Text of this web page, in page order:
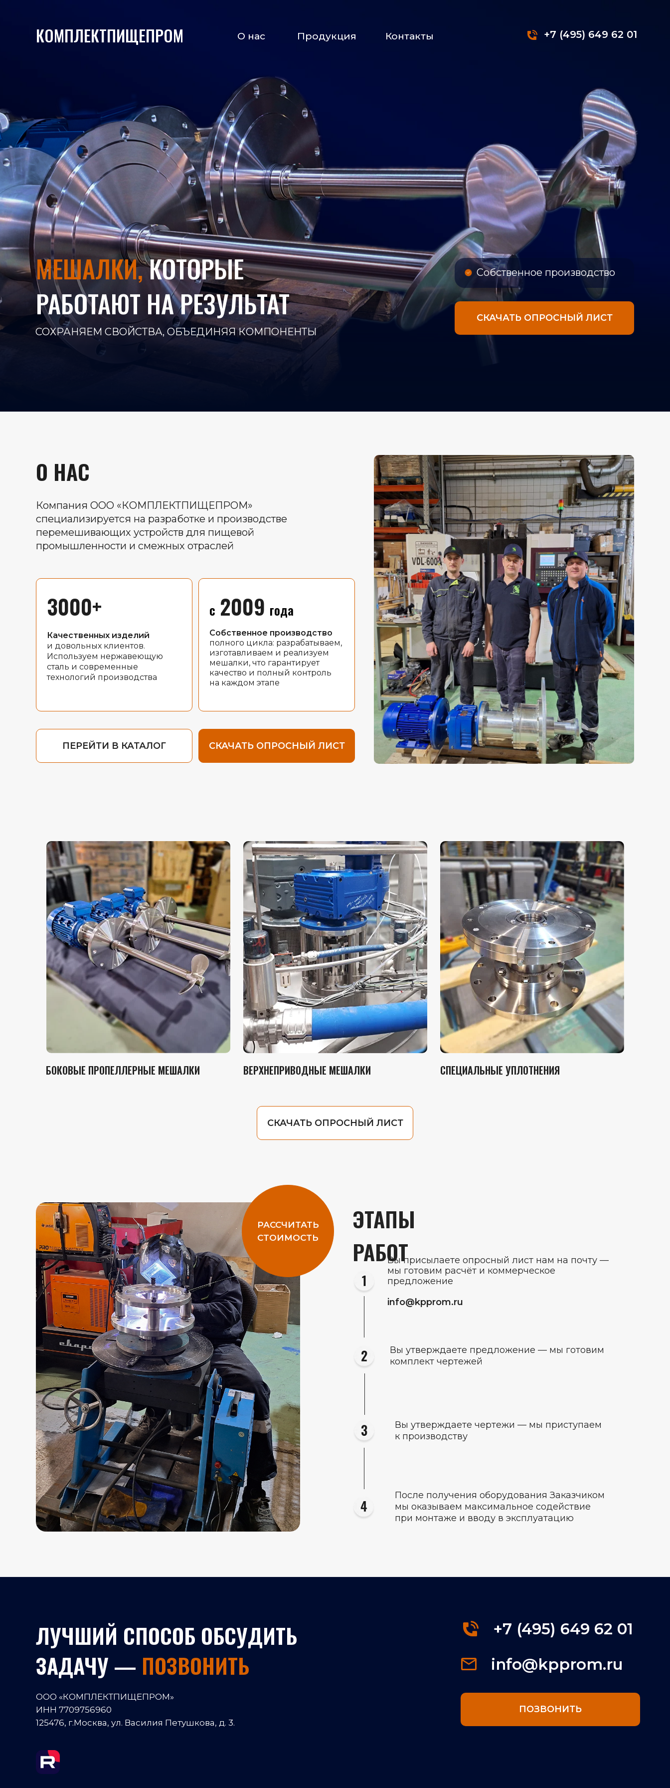
КОМПЛЕКТПИЩЕПРОМ +7 (495) 649 62 01
Контакты
Продукция
О нас
МЕШАЛКИ,КОТОРЫЕ
РАБОТАЮТ НА РЕЗУЛЬТАТ
СОХРАНЯЕМ СВОЙСТВА, ОБЪЕДИНЯЯ КОМПОНЕНТЫ
Собственное производство
СКАЧАТЬ ОПРОСНЫЙ ЛИСТ
О НАС
Собственное производство
полного цикла: разрабатываем,
изготавливаем и реализуем
мешалки, что гарантирует
качество и полный контроль
на каждом этапе
года
с 2009
3000+
Качественных изделий
и довольных клиентов.
Используем нержавеющую
сталь и современные
технологий производства
Компания ООО «КОМПЛЕКТПИЩЕПРОМ»
специализируется на разработке и производстве
перемешивающих устройств для пищевой
промышленности и смежных отраслей
СКАЧАТЬ ОПРОСНЫЙ ЛИСТ
ПЕРЕЙТИ В КАТАЛОГ
СПЕЦИАЛЬНЫЕ УПЛОТНЕНИЯ
ВЕРХНЕПРИВОДНЫЕ МЕШАЛКИ
СКАЧАТЬ ОПРОСНЫЙ ЛИСТ
БОКОВЫЕ ПРОПЕЛЛЕРНЫЕ МЕШАЛКИ
РАССЧИТАТЬ
СТОИМОСТЬ
ЭТАПЫ
РАБОТ
После получения оборудования Заказчиком
мы оказываем максимальное содействие
при монтаже и вводу в эксплуатацию
Вы утверждаете чертежи — мы приступаем
к производству
Вы утверждаете предложение — мы готовим
комплект чертежей
Вы присылаете опросный лист нам на почту —
мы готовим расчёт и коммерческое
предложение
info@kpprom.ru
РАССЧИТАТЬ СТОИМОСТЬ
ЛУЧШИЙ СПОСОБ ОБСУДИТЬ
ЗАДАЧУ — ПОЗВОНИТЬ info@kpprom.ru
+7 (495) 649 62 01
ПОЗВОНИТЬ
ООО «КОМПЛЕКТПИЩЕПРОМ»
ИНН 7709756960
125476, г.Москва, ул. Василия Петушкова, д. 3.